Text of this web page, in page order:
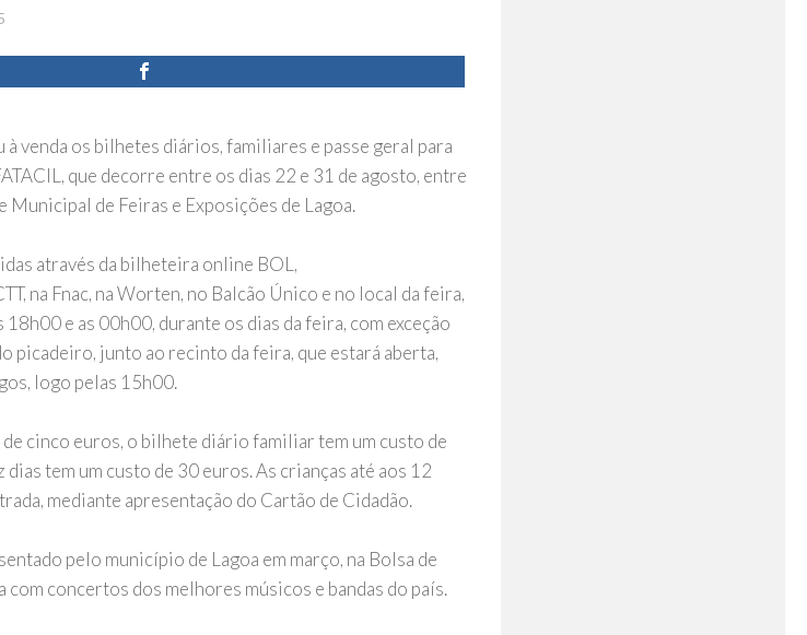
venda os bilhetes diários, familiares e passe geral para
que decorre entre os dias 22 e 31 de agosto, entre
Municipal de Feiras e Exposições de Lagoa.
através da bilheteira online BOL,
na Fnac, na Worten, no Balcão Único e no local da feira,
e as 00h00, durante os dias da feira, com exceção
picadeiro, junto ao recinto da feira, que estará aberta,
logo pelas 15h00.
cinco euros, o bilhete diário familiar tem um custo de
dias tem um custo de 30 euros. As crianças até aos 12
mediante apresentação do Cartão de Cidadão.
pelo município de Lagoa em março, na Bolsa de
com concertos dos melhores músicos e bandas do país.